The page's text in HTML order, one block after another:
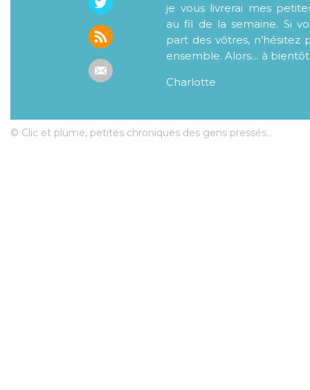
je vous livrerai mes
au fil de la semaine. Si
part des vôtres, n’hésitez
ensemble. Alors… à bientôt
Charlotte
© Clic et plume, petites chroniques des gens pressés...